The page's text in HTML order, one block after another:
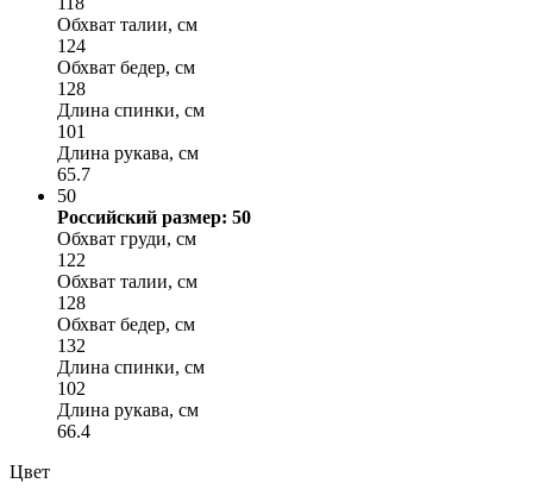
Обхват талии, см
124
Обхват бедер, см
128
Длина спинки, см
101
Длина рукава, см
65.7
50
Российский размер: 50
Обхват груди, см
122
Обхват талии, см
128
Обхват бедер, см
132
Длина спинки, см
102
Длина рукава, см
66.4
Цвет